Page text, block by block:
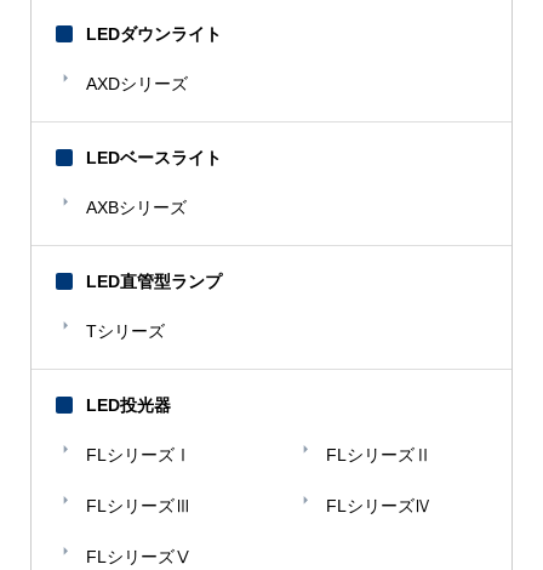
LEDダウンライト
AXDシリーズ
LEDベースライト
AXBシリーズ
LED直管型ランプ
Tシリーズ
LED投光器
FLシリーズⅠ FLシリーズⅡ
FLシリーズⅢ FLシリーズⅣ
FLシリーズⅤ